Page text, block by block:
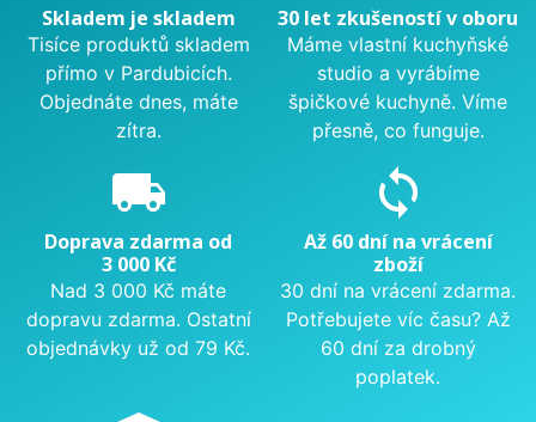
Skladem je skladem
Tisíce produktů skladem
přímo v Pardubicích.
Objednáte dnes, máte
zítra.
30 let zkušeností v oboru
Máme vlastní kuchyňské
studio a vyrábíme
špičkové kuchyně. Víme
přesně, co funguje.
local_shipping
Doprava zdarma od
3 000 Kč
Nad 3 000 Kč máte
dopravu zdarma. Ostatní
objednávky už od 79 Kč.
sync
Až 60 dní na vrácení
zboží
30 dní na vrácení zdarma.
Potřebujete víc času? Až
60 dní za drobný
poplatek.